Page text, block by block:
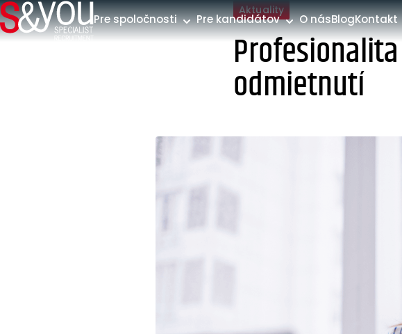
Preskočiť na obsah
Pre spoločnosti Pre kandidátov O násBlogKontakt
Aktuality
odmietnutí